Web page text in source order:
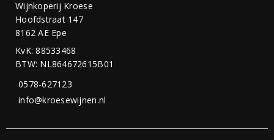
Wijnkoperij Kroese
Hoofdstraat 147
8162 AE Epe
KvK: 88533468
BTW: NL864672615B01
0578-627123
info@kroesewijnen.nl